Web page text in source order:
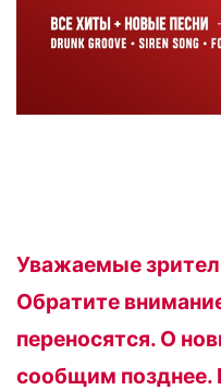
Уважаемые
Обратите
переносятся. О
сообщим позднее.